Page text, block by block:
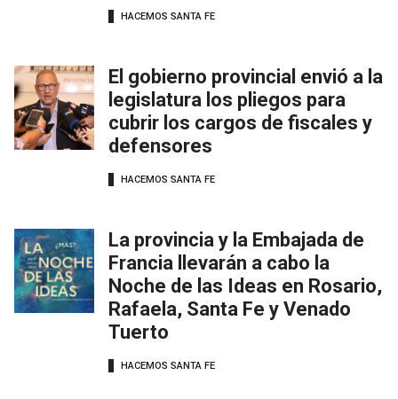
HACEMOS SANTA FE
El gobierno provincial envió a la
legislatura los pliegos para
cubrir los cargos de fiscales y
defensores
HACEMOS SANTA FE
La provincia y la Embajada de
Francia llevarán a cabo la
Noche de las Ideas en Rosario,
Rafaela, Santa Fe y Venado
Tuerto
HACEMOS SANTA FE